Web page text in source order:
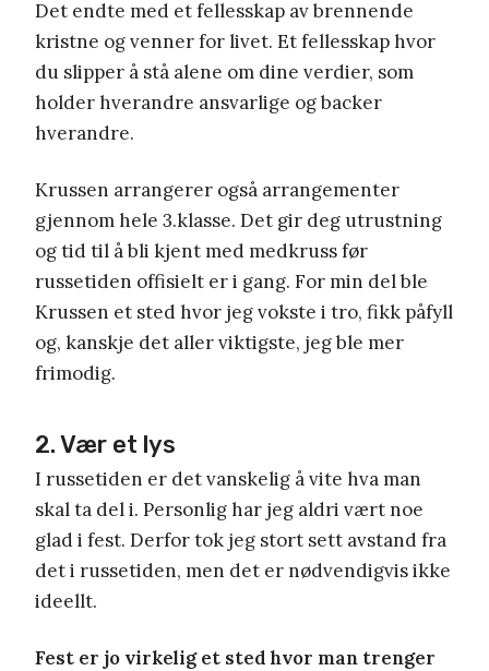
Det endte med et fellesskap av brennende
kristne og venner for livet. Et fellesskap hvor
du slipper å stå alene om dine verdier, som
holder hverandre ansvarlige og backer
hverandre.
Krussen arrangerer også arrangementer
gjennom hele 3.klasse. Det gir deg utrustning
og tid til å bli kjent med medkruss før
russetiden offisielt er i gang. For min del ble
Krussen et sted hvor jeg vokste i tro, fikk påfyll
og, kanskje det aller viktigste, jeg ble mer
frimodig.
2. Vær et lys
I russetiden er det vanskelig å vite hva man
skal ta del i. Personlig har jeg aldri vært noe
glad i fest. Derfor tok jeg stort sett avstand fra
det i russetiden, men det er nødvendigvis ikke
ideellt.
Fest er jo virkelig et sted hvor man trenger